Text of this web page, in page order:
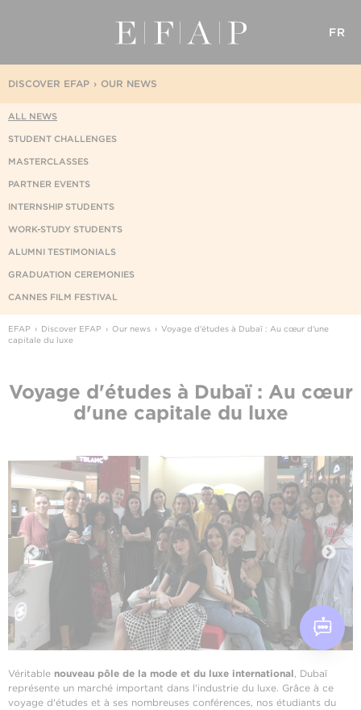
FR
OUR NEWS
DISCOVER EFAP
ALL NEWS
STUDENT CHALLENGES
MASTERCLASSES
PARTNER EVENTS
INTERNSHIP STUDENTS
WORK-STUDY STUDENTS
ALUMNI TESTIMONIALS
GRADUATION CEREMONIES
CANNES FILM FESTIVAL
EFAP Discover EFAP Our news
Voyage d'études à Dubaï : Au cœur d'une
capitale du luxe
Voyage d'études à Dubaï : Au cœur
d'une capitale du luxe
Véritable nouveau pôle de la mode et du luxe international, Dubaï
représente un marché important dans l'industrie du luxe. Grâce à ce
voyage d'études et à ses nombreuses conférences, nos étudiants du